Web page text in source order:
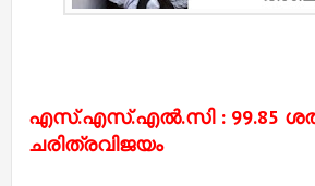
എസ്.എസ്.എൽ.സി : 99.85
ചരിത്രവിജയം